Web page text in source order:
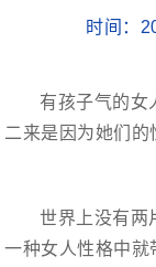
时间：
有孩子气的女
二来是因为她们的
世界上没有两
一种女人性格中就